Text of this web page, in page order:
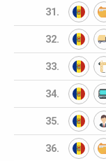
31.
32.
33.
34.
35.
36.